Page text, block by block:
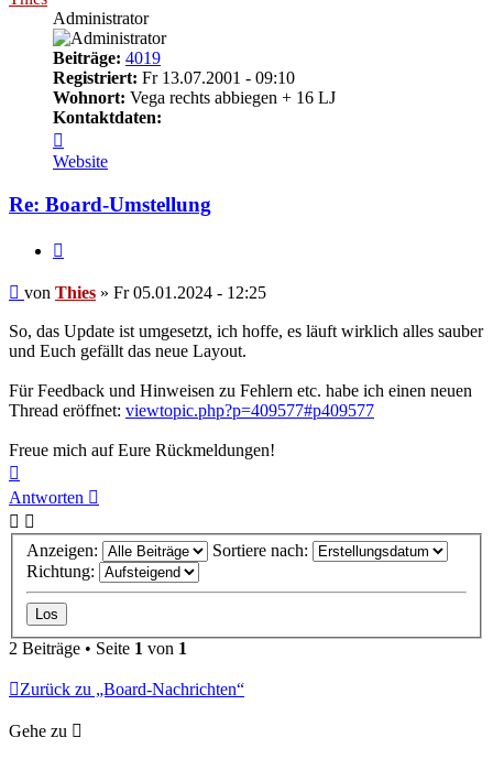
Administrator
Beiträge: 4019
Registriert: Fr 13.07.2001 - 09:10
Wohnort: Vega rechts abbiegen + 16 LJ
Kontaktdaten:
von
Thies
Website
Re: Board-Umstellung
Beitrag
von Thies » Fr 05.01.2024 - 12:25
So, das Update ist umgesetzt, ich hoffe, es läuft wirklich alles sauber
und Euch gefällt das neue Layout.
Für Feedback und Hinweisen zu Fehlern etc. habe ich einen neuen
Thread eröffnet: viewtopic.php?p=409577#p409577
Freue mich auf Eure Rückmeldungen!
oben
Antworten
Anzeigen:
Sortiere nach:
Richtung:
2 Beiträge • Seite 1 von 1
Zurück zu „Board-Nachrichten“
Gehe zu